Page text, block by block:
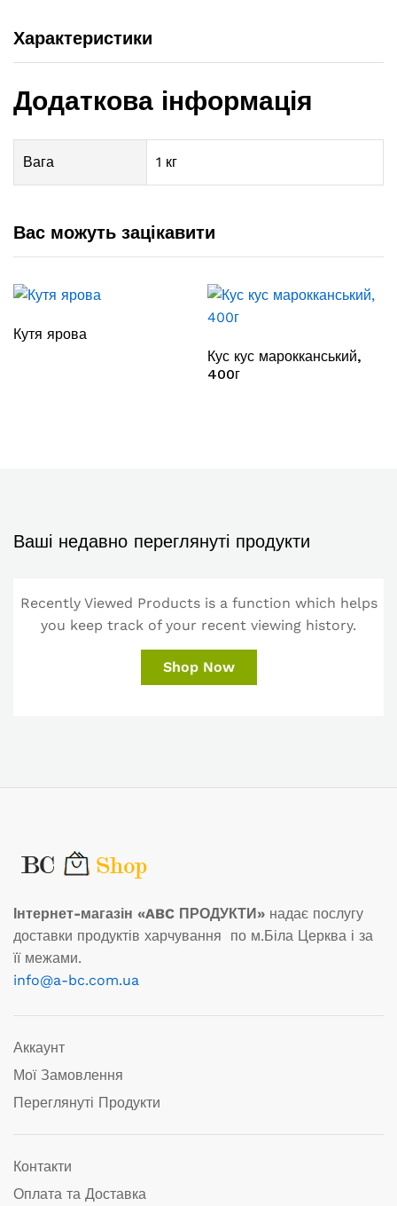
Характеристики
Додаткова інформація
Вага 1 кг
Вас можуть зацікавити
Кутя ярова
Кус кус марокканський,
400г
Ваші недавно переглянуті продукти
Recently Viewed Products is a function which helps
you keep track of your recent viewing history.
Shop Now
Інтернет-магазін «ABC ПРОДУКТИ» надає послугу
доставки продуктів харчування по м.Біла Церква і за
її межами.
info@a-bc.com.ua
Аккаунт
Мої Замовлення
Переглянуті Продукти
Контакти
Оплата та Доставка